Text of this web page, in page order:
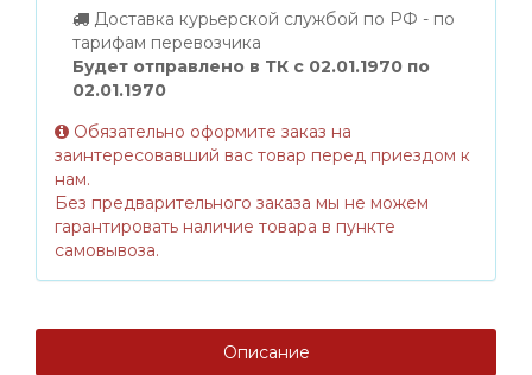
Доставка курьерской службой по РФ - по
тарифам перевозчика
Будет отправлено в ТК с 02.01.1970 по
02.01.1970
Обязательно оформите заказ на
заинтересовавший вас товар перед приездом к
нам.
Без предварительного заказа мы не можем
гарантировать наличие товара в пункте
самовывоза.
Описание